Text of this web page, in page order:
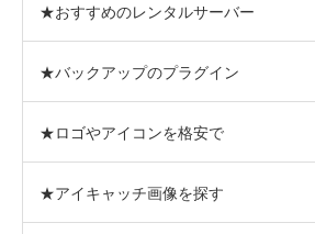
★おすすめのレンタルサーバー
★バックアップのプラグイン
★ロゴやアイコンを格安で
★アイキャッチ画像を探す